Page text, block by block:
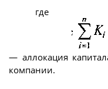
где
— аллокация
компании.